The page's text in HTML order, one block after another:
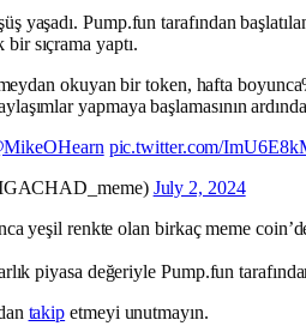
yaşadı. Pump.fun tarafından
sıçrama yaptı.
okuyan bir token, hafta
yapmaya başlamasının
pic.twitter.com/
July 2, 2024
yeşil renkte olan birkaç meme
piyasa değeriyle Pump.fun
takip etmeyi unutmayın.